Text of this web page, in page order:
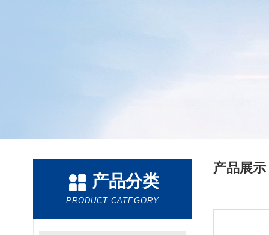
产品分类
PRODUCT CATEGORY
产品展示